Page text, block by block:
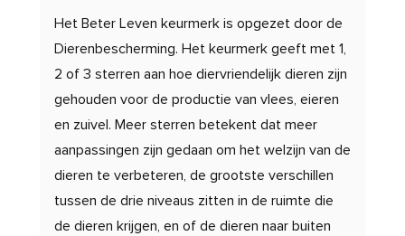
Het Beter Leven keurmerk is opgezet door de
Dierenbescherming. Het keurmerk geeft met 1,
2 of 3 sterren aan hoe diervriendelijk dieren zijn
gehouden voor de productie van vlees, eieren
en zuivel. Meer sterren betekent dat meer
aanpassingen zijn gedaan om het welzijn van de
dieren te verbeteren, de grootste verschillen
tussen de drie niveaus zitten in de ruimte die
de dieren krijgen, en of de dieren naar buiten